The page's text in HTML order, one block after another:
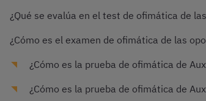
¿Qué se evalúa en el test de ofimática de
¿Cómo es el examen de ofimática de las
¿Cómo es la prueba de ofimática de
¿Cómo es la prueba de ofimática de